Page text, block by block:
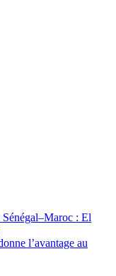
: El
l’avantage au